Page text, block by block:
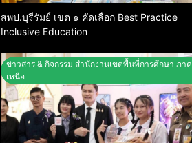
สพป.บุรีรัมย์ เขต ๑ คัดเลือก Best Practice
Inclusive Education
ข่าวสาร & กิจกรรม สำนักงานเขตพื้นที่การศึกษา ภาค
เหนือ